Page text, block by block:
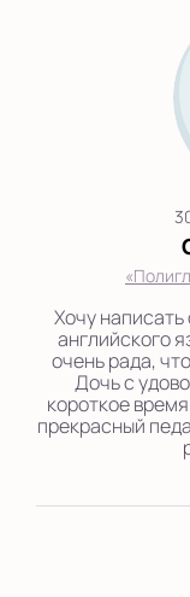
Хочу
английского
очень рада,
Дочь с
короткое
прекрасный